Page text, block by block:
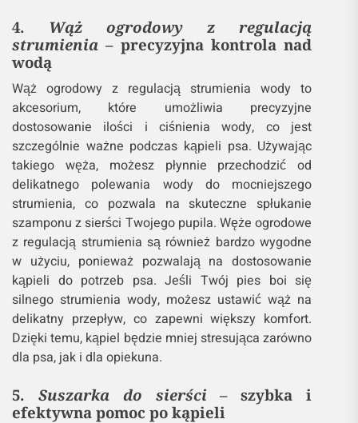
4. Wąż ogrodowy z regulacją
strumienia – precyzyjna kontrola nad
wodą
Wąż ogrodowy z regulacją strumienia wody to
akcesorium, które umożliwia precyzyjne
dostosowanie ilości i ciśnienia wody, co jest
szczególnie ważne podczas kąpieli psa. Używając
takiego węża, możesz płynnie przechodzić od
delikatnego polewania wody do mocniejszego
strumienia, co pozwala na skuteczne spłukanie
szamponu z sierści Twojego pupila. Węże ogrodowe
z regulacją strumienia są również bardzo wygodne
w użyciu, ponieważ pozwalają na dostosowanie
kąpieli do potrzeb psa. Jeśli Twój pies boi się
silnego strumienia wody, możesz ustawić wąż na
delikatny przepływ, co zapewni większy komfort.
Dzięki temu, kąpiel będzie mniej stresująca zarówno
dla psa, jak i dla opiekuna.
5. Suszarka do sierści – szybka i
efektywna pomoc po kąpieli